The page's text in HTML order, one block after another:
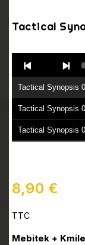
Tactical
Player
Tactical Synopsis
Tactical Synopsis
Tactical Synopsis
8,90 €
TTC
Mebitek +